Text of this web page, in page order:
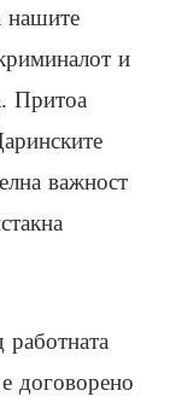
нашите
и
Притоа
важност
договорено